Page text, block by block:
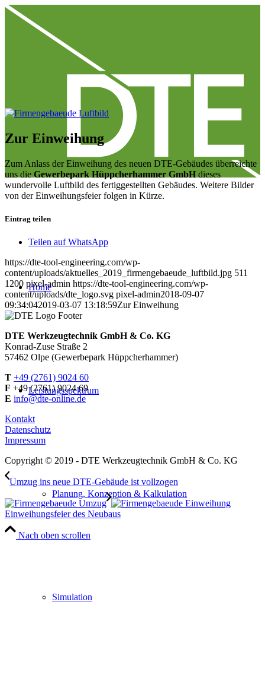
Home
Leistungsspektrum
Planung, Konzeption & Kalkulation
Simulation
Zur Einweihung
Zum Anlass der Einweihung des neuen DTE-Gebäudes überreichte
uns die Gewerbepark Hüppcherhammer GmbH dieses
wundervolle Luftbild des fertiggestellten Gebäudes. Weitere Bilder
von der Einweihungsfeier folgen in Kürze.
Eintrag teilen
Teilen auf WhatsApp
https://dte-tool-engineering.com/wp-
content/uploads/aktuelles_2019_firmengebaeude_luftbild.jpg 511
1200 pixel-admin https://dte-tool-engineering.com/wp-
content/uploads/dte_logo.svg pixel-admin2018-09-07
09:34:042019-03-07 13:18:59Zur Einweihung
DTE Werkzeugtechnik GmbH & Co. KG
Konrad-Zuse Straße 2
57462 Olpe (Gewerbepark Hüppcherhammer)
T +49 (2761) 9024 60
F +49 (2761) 9024 69
E info@dte-online.de
Kontakt
Datenschutz
Impressum
Copyright © 2019 - DTE Werkzeugtechnik GmbH & Co. KG
Umzug ins neue DTE-Gebäude ist vollzogen
Einweihungsfeier des Neubaus
Nach oben scrollen